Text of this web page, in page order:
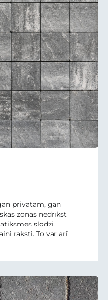
privātām, gan
zonas nedrīkst
slodzi.
raksti. To var arī